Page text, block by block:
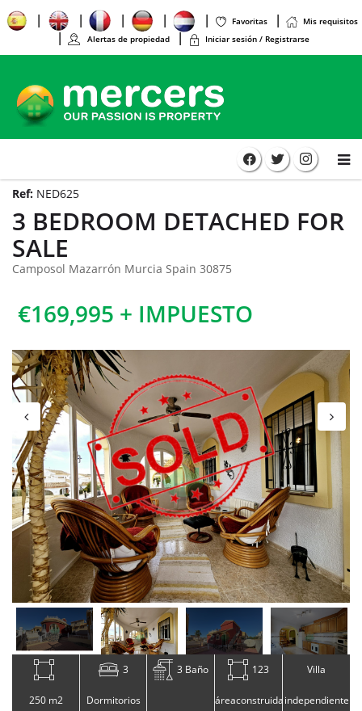
Favoritas
Mis requisitos
Alertas de propiedad
Iniciar sesión / Registrarse
Ref: NED625
3 BEDROOM DETACHED FOR
SALE
Camposol Mazarrón Murcia Spain 30875
€169,995 + IMPUESTO
250 m2
3
Dormitorios
3 Baño 123
áreaconstruida
Villa
independiente